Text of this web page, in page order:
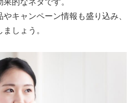
キャンペーン情報も盛り込み、
しょう。